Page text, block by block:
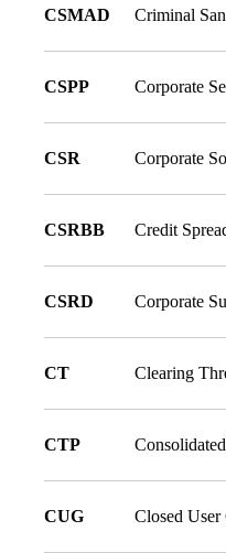
CSMAD Criminal
CSPP Corporate
CSR Corporate
CSRBB Credit
CSRD Corporate
CT Clearing
CTP
CUG Closed User